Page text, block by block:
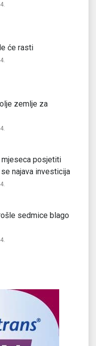
će rasti
zemlje za
posjetiti
najava investicija
sedmice blago